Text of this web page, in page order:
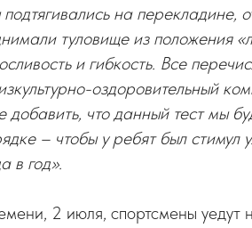
на перекладине,
туловище из положения
и гибкость. Все
оздоровительный
добавить, что данный тест мы
– чтобы у ребят был стимул
в год».
2 июля, спортсмены уедут